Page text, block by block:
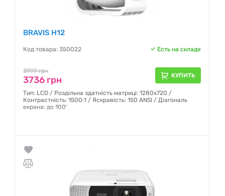
BRAVIS H12
Код товара: 350022 Есть на складе
3999 грн
3736 грн КУПИТЬ
Тип: LCD / Роздільна здатність матриці: 1280х720 /
Контрастність: 1500:1 / Яскравість: 150 ANSI / Діагональ
екрана: до 100'